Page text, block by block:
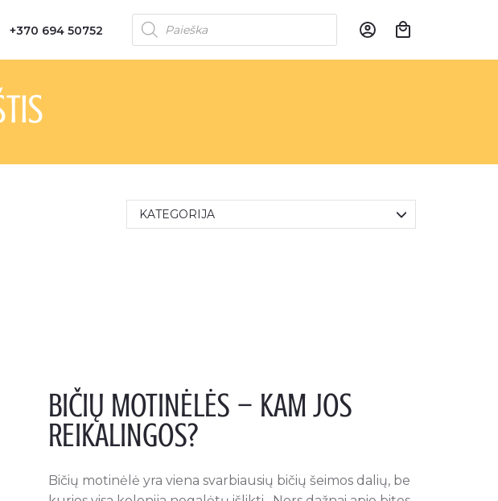
+370 694 50752
Products
search
KATEGORIJA
BIČIŲ MOTINĖLĖS – KAM JOS
REIKALINGOS?
Bičių motinėlė yra viena svarbiausių bičių šeimos dalių, be